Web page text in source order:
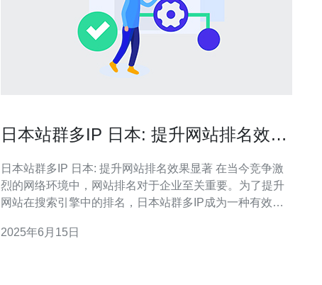
日本站群多IP 日本: 提升网站排名效果
日本站群多IP 日本: 提升网站排名效果显著 在当今竞争激
烈的网络环境中，网站排名对于企业至关重要。为了提升
网站在搜索引擎中的排名，日本站群多IP成为一种有效的
著效果。 日本站群多IP是指在日本地区拥有多个不同IP地
2025年6月15日